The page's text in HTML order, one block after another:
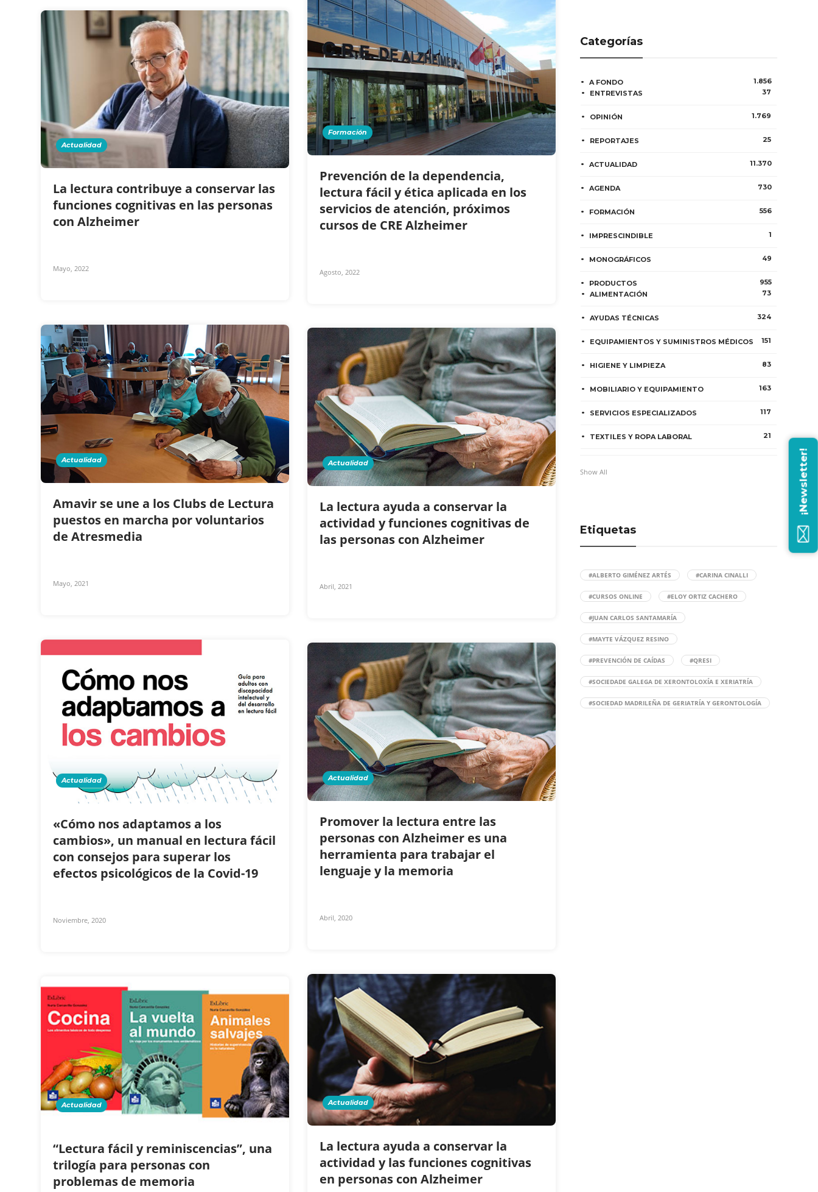
Formación
Prevención de la dependencia,
lectura fácil y ética aplicada en los
servicios de atención, próximos
cursos de CRE Alzheimer
Agosto, 2022
Actualidad
La lectura contribuye a conservar las
funciones cognitivas en las personas
con Alzheimer
Mayo, 2022
Actualidad
Amavir se une a los Clubs de Lectura
puestos en marcha por voluntarios
de Atresmedia
Mayo, 2021
Actualidad
La lectura ayuda a conservar la
actividad y funciones cognitivas de
las personas con Alzheimer
Abril, 2021
Actualidad
«Cómo nos adaptamos a los
cambios», un manual en lectura fácil
con consejos para superar los
efectos psicológicos de la Covid-19
Noviembre, 2020
Actualidad
Promover la lectura entre las
personas con Alzheimer es una
herramienta para trabajar el
lenguaje y la memoria
Abril, 2020
Actualidad
La lectura ayuda a conservar la
actividad y las funciones cognitivas
en personas con Alzheimer
Actualidad
“Lectura fácil y reminiscencias”, una
trilogía para personas con
problemas de memoria
Categorías
A FONDO
1.856
ENTREVISTAS
37
OPINIÓN 1.769
REPORTAJES 25
ACTUALIDAD 11.370
AGENDA 730
FORMACIÓN 556
IMPRESCINDIBLE 1
MONOGRÁFICOS 49
PRODUCTOS
955
ALIMENTACIÓN
73
AYUDAS TÉCNICAS 324
EQUIPAMIENTOS Y SUMINISTROS MÉDICOS 151
HIGIENE Y LIMPIEZA 83
MOBILIARIO Y EQUIPAMIENTO 163
SERVICIOS ESPECIALIZADOS 117
TEXTILES Y ROPA LABORAL 21
Show All
Etiquetas
#ALBERTO GIMÉNEZ ARTÉS #CARINA CINALLI
#CURSOS ONLINE #ELOY ORTIZ CACHERO
#JUAN CARLOS SANTAMARÍA
#MAYTE VÁZQUEZ RESINO
#PREVENCIÓN DE CAÍDAS #QRESI
#SOCIEDADE GALEGA DE XERONTOLOXÍA E XERIATRÍA
#SOCIEDAD MADRILEÑA DE GERIATRÍA Y GERONTOLOGÍA
¡Newsletter!